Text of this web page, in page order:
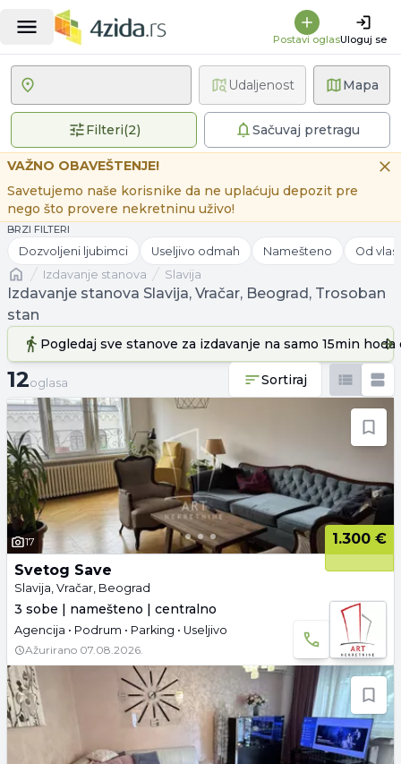
Postavi oglasUloguj se
Mapa
Filteri(2)2 primenjena filteraSačuvaj pretragu
Udaljenost
VAŽNO OBAVEŠTENJE!
Savetujemo naše korisnike da ne uplaćuju depozit pre
nego što provere nekretninu uživo!
BRZI FILTERI
Dozvoljeni ljubimci Useljivo odmah Namešteno Od
Naslovnaizdavanje stanova Slavija
Izdavanje stanova Slavija, Vračar, Beograd, Trosoban
stan
Pogledaj sve stanove za izdavanje na samo 15min hoda
12 oglasa
12oglasa Sortiraj
17
1.300 €
Svetog Save
Slavija, Vračar, Beograd
3 sobe | namešteno | centralno
Agencija • Podrum • Parking • Useljivo
Ažurirano 07.08.2026.